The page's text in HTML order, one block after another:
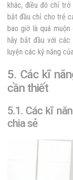
khác, điều đó chỉ trở
bắt đầu chỉ cho trẻ
bao giờ là quá
hãy bắt đầu với
luyện các kỹ năng
5. Các kĩ
cần thiết
5.1. Các kĩ
chia sẻ